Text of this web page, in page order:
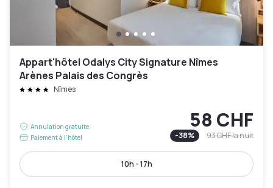
Appart'hôtel Odalys City Signature Nîmes
Arènes Palais des Congrès
Nîmes
Annulation gratuite
Paiement à l'hôtel
58 CHF
-38% 93 CHFla nuit
10h - 17h